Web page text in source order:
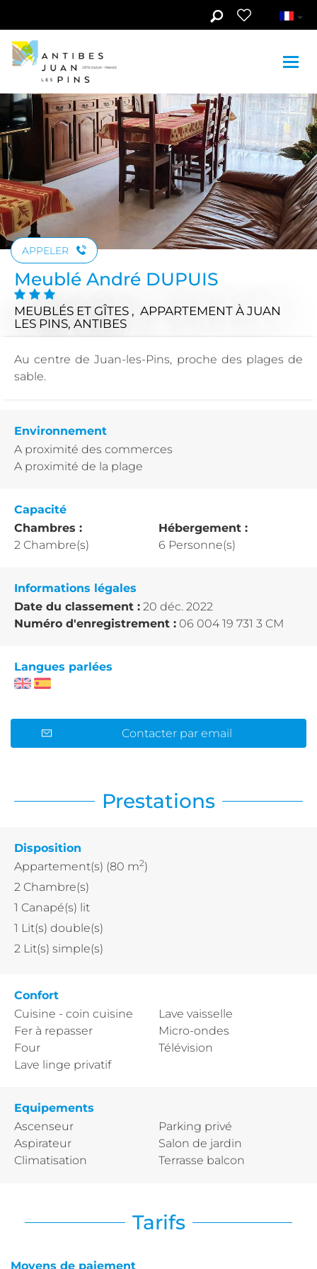
Voir les photos (5)
APPELER
Meublé André DUPUIS
MEUBLÉS ET GÎTES , APPARTEMENT À JUAN
LES PINS, ANTIBES
Au centre de Juan-les-Pins, proche des plages de
sable.
Environnement
A proximité des commerces
A proximité de la plage
Capacité
Chambres :
2 Chambre(s)
Hébergement :
6 Personne(s)
Informations légales
Date du classement : 20 déc. 2022
Numéro d'enregistrement : 06 004 19 731 3 CM
Langues parlées
Contacter par email
Prestations
Disposition
Appartement(s) (80 m2)
2 Chambre(s)
1 Canapé(s) lit
1 Lit(s) double(s)
2 Lit(s) simple(s)
Confort
Cuisine - coin cuisine
Fer à repasser
Four
Lave linge privatif
Lave vaisselle
Micro-ondes
Télévision
Equipements
Ascenseur
Aspirateur
Climatisation
Parking privé
Salon de jardin
Terrasse balcon
Tarifs
Moyens de paiement